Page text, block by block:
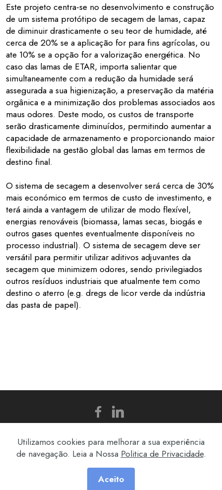
Este projeto centra-se no desenvolvimento e construção
de um sistema protótipo de secagem de lamas, capaz
de diminuir drasticamente o seu teor de humidade, até
cerca de 20% se a aplicação for para fins agrícolas, ou
ate 10% se a opção for a valorização energética. No
caso das lamas de ETAR, importa salientar que
simultaneamente com a redução da humidade será
assegurada a sua higienização, a preservação da matéria
orgânica e a minimização dos problemas associados aos
maus odores. Deste modo, os custos de transporte
serão drasticamente diminuídos, permitindo aumentar a
capacidade de armazenamento e proporcionando maior
flexibilidade na gestão global das lamas em termos de
destino final.
O sistema de secagem a desenvolver será cerca de 30%
mais económico em termos de custo de investimento, e
terá ainda a vantagem de utilizar de modo flexível,
energias renováveis (biomassa, lamas secas, biogás e
outros gases quentes eventualmente disponíveis no
processo industrial). O sistema de secagem deve ser
versátil para permitir utilizar aditivos adjuvantes da
secagem que minimizem odores, sendo privilegiados
outros resíduos industriais que atualmente tem como
destino o aterro (e.g. dregs de licor verde da indústria
das pasta de papel).
Reservados.
Utilizamos cookies para melhorar a sua experiência
de navegação. Leia a Nossa Politica de Privacidade.
Aceito